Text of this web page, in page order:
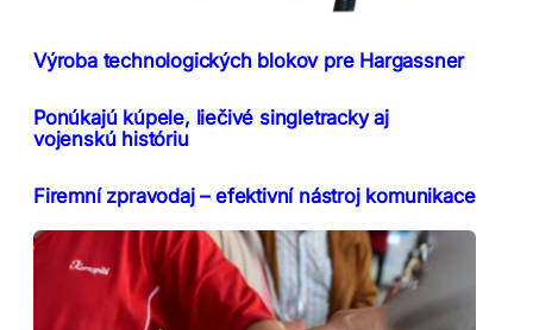
Výroba technologických blokov pre Hargassner
Ponúkajú kúpele, liečivé singletracky aj
vojenskú históriu
Firemní zpravodaj – efektivní nástroj komunikace